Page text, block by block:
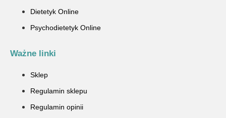
Dietetyk Online
Psychodietetyk Online
Ważne linki
Sklep
Regulamin sklepu
Regulamin opinii